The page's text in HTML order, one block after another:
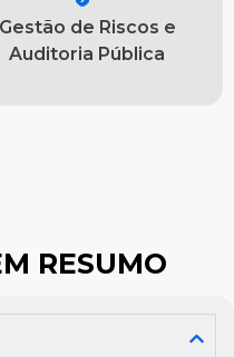
Gestão de Riscos e
Auditoria Pública
RESUMO